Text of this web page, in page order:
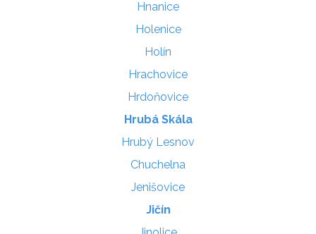
Hnanice
Holenice
Holín
Hrachovice
Hrdoňovice
Hrubá Skála
Hrubý Lesnov
Chuchelna
Jenišovice
Jičín